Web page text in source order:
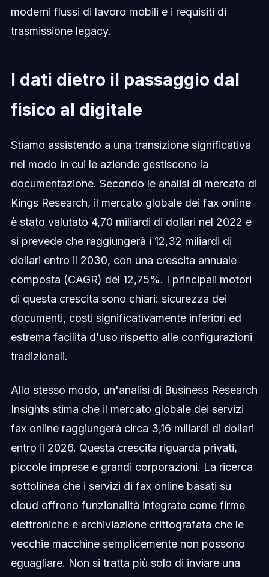
moderni flussi di lavoro mobili e i requisiti di
trasmissione legacy.
I dati dietro il passaggio dal
fisico al digitale
Stiamo assistendo a una transizione significativa
nel modo in cui le aziende gestiscono la
documentazione. Secondo le analisi di mercato di
Kings Research, il mercato globale dei fax online
è stato valutato 4,70 miliardi di dollari nel 2022 e
si prevede che raggiungerà i 12,32 miliardi di
dollari entro il 2030, con una crescita annuale
composta (CAGR) del 12,75%. I principali motori
di questa crescita sono chiari: sicurezza dei
documenti, costi significativamente inferiori ed
estrema facilità d'uso rispetto alle configurazioni
tradizionali.
Allo stesso modo, un'analisi di Business Research
Insights stima che il mercato globale dei servizi
fax online raggiungerà circa 3,16 miliardi di dollari
entro il 2026. Questa crescita riguarda privati,
piccole imprese e grandi corporazioni. La ricerca
sottolinea che i servizi di fax online basati su
cloud offrono funzionalità integrate come firme
elettroniche e archiviazione crittografata che le
vecchie macchine semplicemente non possono
eguagliare. Non si tratta più solo di inviare una